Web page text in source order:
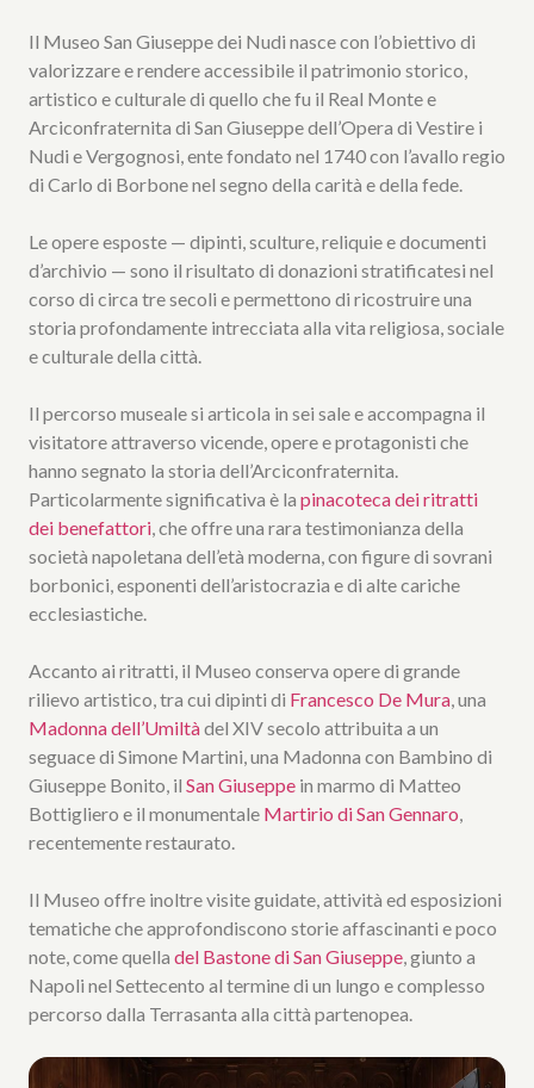
Il Museo San Giuseppe dei Nudi nasce con l’obiettivo di
valorizzare e rendere accessibile il patrimonio storico,
artistico e culturale di quello che fu il Real Monte e
Arciconfraternita di San Giuseppe dell’Opera di Vestire i
Nudi e Vergognosi, ente fondato nel 1740 con l’avallo regio
di Carlo di Borbone nel segno della carità e della fede.
Le opere esposte — dipinti, sculture, reliquie e documenti
d’archivio — sono il risultato di donazioni stratificatesi nel
corso di circa tre secoli e permettono di ricostruire una
storia profondamente intrecciata alla vita religiosa, sociale
e culturale della città.
Il percorso museale si articola in sei sale e accompagna il
visitatore attraverso vicende, opere e protagonisti che
hanno segnato la storia dell’Arciconfraternita.
Particolarmente significativa è la pinacoteca dei ritratti
dei benefattori, che offre una rara testimonianza della
società napoletana dell’età moderna, con figure di sovrani
borbonici, esponenti dell’aristocrazia e di alte cariche
ecclesiastiche.
Accanto ai ritratti, il Museo conserva opere di grande
rilievo artistico, tra cui dipinti di Francesco De Mura, una
Madonna dell’Umiltàdel XIV secolo attribuita a un
seguace di Simone Martini, una Madonna con Bambino di
Giuseppe Bonito, il San Giuseppe in marmo di Matteo
Bottigliero e il monumentale Martirio di San Gennaro,
recentemente restaurato.
Il Museo offre inoltre visite guidate, attività ed esposizioni
tematiche che approfondiscono storie affascinanti e poco
note, come quella del Bastone di San Giuseppe, giunto a
Napoli nel Settecento al termine di un lungo e complesso
percorso dalla Terrasanta alla città partenopea.